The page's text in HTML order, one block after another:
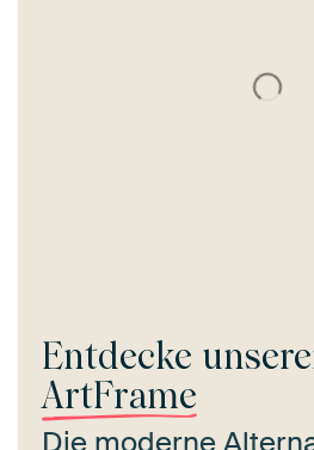
Entdecke
ArtFrame
Die moderne